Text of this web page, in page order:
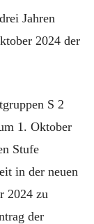
Jahren
2024 der
S 2
1. Oktober
Stufe
in der neuen
2024 zu
der